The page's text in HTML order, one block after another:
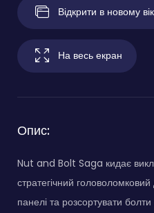
Відкрити в новому
На весь екран
Опис:
Nut and Bolt Saga кидає
стратегічний
панелі та розсортувати